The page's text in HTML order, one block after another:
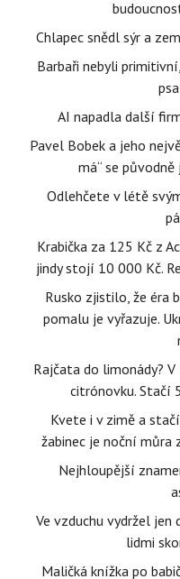
Chlapec snědl sýr a
Barbaři nebyli
AI napadla další
Pavel Bobek a jeho
má“ se
Odlehčete v létě
Krabička za 125 Kč z
jindy stojí 10 000 Kč.
Rusko zjistilo, že éra
pomalu je vyřazuje.
Rajčata do limonády?
citrónovku. Stačí
Kvete i v zimě a
žabinec je noční můra
Nejhloupější
Ve vzduchu vydržel
lidmi
Maličká knížka po